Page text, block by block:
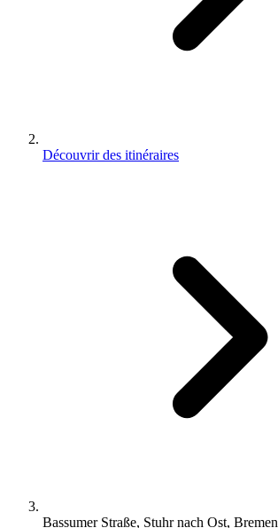
Découvrir des itinéraires
Bassumer Straße, Stuhr nach Ost, Bremen